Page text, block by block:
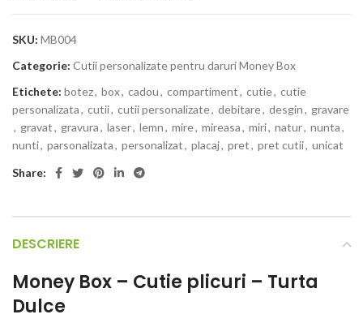
SKU: MB004
Categorie: Cutii personalizate pentru daruri Money Box
Etichete: botez, box, cadou, compartiment, cutie, cutie
personalizata, cutii, cutii personalizate, debitare, desgin, gravare
, gravat, gravura, laser, lemn, mire, mireasa, miri, natur, nunta,
nunti, parsonalizata, personalizat, placaj, pret, pret cutii, unicat
Share:
DESCRIERE
Money Box – Cutie plicuri – Turta
Dulce